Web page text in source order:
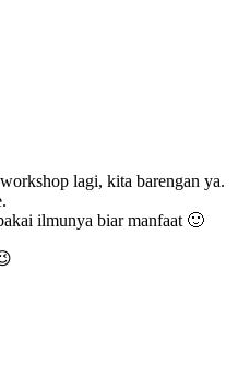
lagi, kita barengan ya.
ilmunya biar manfaat 🙂